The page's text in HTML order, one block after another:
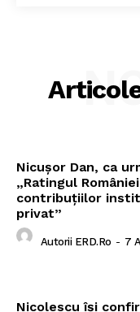
Nicușor Dan, ca
„Ratingul
contribuțiilor
privat”
Autorii ERD.ro - 7
Nicolescu își